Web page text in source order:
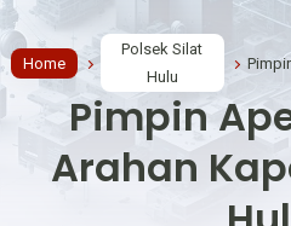
Home
Polsek Silat
Hulu
Pimpin
Arahan